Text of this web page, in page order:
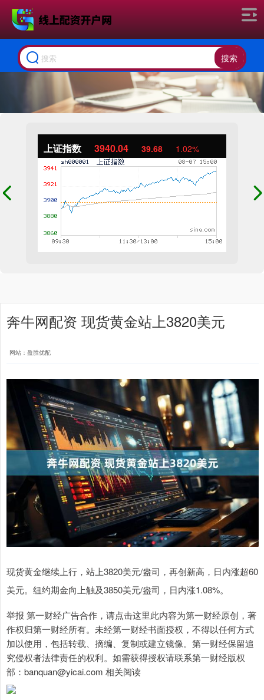
搜索
上证指数 3940.04 39.68 1.02%
奔牛网配资 现货黄金站上3820美元
网站：盈胜优配
现货黄金继续上行，站上3820美元/盎司，再创新高，日内涨超60
美元。纽约期金向上触及3850美元/盎司，日内涨1.08%。
举报 第一财经广告合作，请点击这里此内容为第一财经原创，著
作权归第一财经所有。未经第一财经书面授权，不得以任何方式
加以使用，包括转载、摘编、复制或建立镜像。第一财经保留追
究侵权者法律责任的权利。如需获得授权请联系第一财经版权
部：banquan@yicai.com 相关阅读